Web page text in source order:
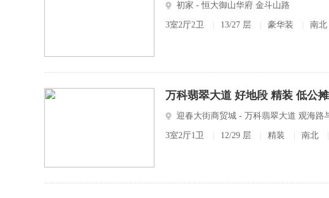
初家 - 恒大御山华府 金斗山路
3室2厅2卫 13/27 层 豪华装 南北
万科翡翠大道 好地段 精装 低公
迎春大街商贸城 - 万科翡翠大道 观海路
3室2厅1卫 12/29 层 精装 南北